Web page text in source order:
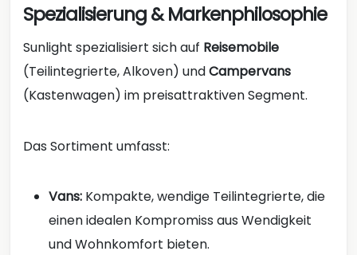
Spezialisierung & Markenphilosophie
Sunlight spezialisiert sich auf Reisemobile
(Teilintegrierte, Alkoven) undCampervans
(Kastenwagen) im preisattraktiven Segment.
Das Sortiment umfasst:
Vans: Kompakte, wendige Teilintegrierte, die
einen idealen Kompromiss aus Wendigkeit
und Wohnkomfort bieten.